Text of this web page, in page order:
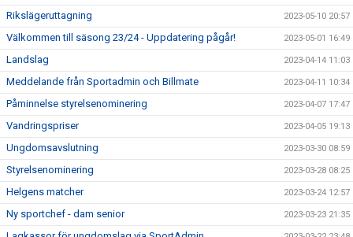
Rikslägeruttagning 2023-05-10 20:57
Välkommen till säsong 23/24 - Uppdatering pågår! 2023-05-01 16:49
Landslag 2023-04-14 11:03
Meddelande från Sportadmin och Billmate 2023-04-11 10:34
Påminnelse styrelsenominering 2023-04-07 17:47
Vandringspriser 2023-04-05 19:13
Ungdomsavslutning 2023-03-30 08:59
Styrelsenominering 2023-03-28 08:25
Helgens matcher 2023-03-24 12:57
Ny sportchef - dam senior 2023-03-23 21:35